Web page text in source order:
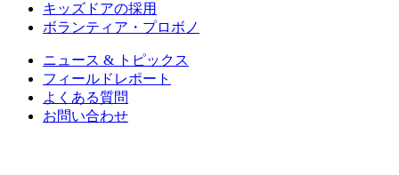
キッズドアの採用
ボランティア・プロボノ
ニュース & トピックス
フィールドレポート
よくある質問
お問い合わせ